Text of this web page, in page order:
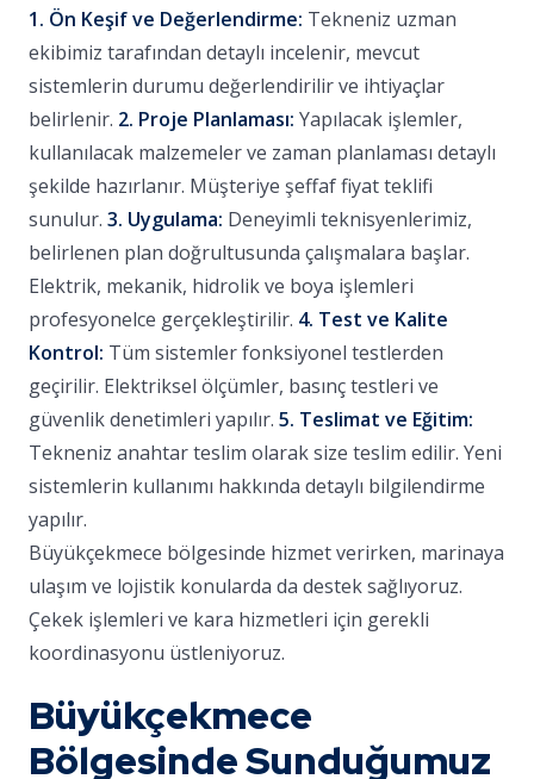
1. Ön Keşif ve Değerlendirme: Tekneniz uzman
ekibimiz tarafından detaylı incelenir, mevcut
sistemlerin durumu değerlendirilir ve ihtiyaçlar
belirlenir. 2. Proje Planlaması: Yapılacak işlemler,
kullanılacak malzemeler ve zaman planlaması detaylı
şekilde hazırlanır. Müşteriye şeffaf fiyat teklifi
sunulur. 3. Uygulama: Deneyimli teknisyenlerimiz,
belirlenen plan doğrultusunda çalışmalara başlar.
Elektrik, mekanik, hidrolik ve boya işlemleri
profesyonelce gerçekleştirilir. 4. Test ve Kalite
Kontrol: Tüm sistemler fonksiyonel testlerden
geçirilir. Elektriksel ölçümler, basınç testleri ve
güvenlik denetimleri yapılır. 5. Teslimat ve Eğitim:
Tekneniz anahtar teslim olarak size teslim edilir. Yeni
sistemlerin kullanımı hakkında detaylı bilgilendirme
yapılır.
Büyükçekmece bölgesinde hizmet verirken, marinaya
ulaşım ve lojistik konularda da destek sağlıyoruz.
Çekek işlemleri ve kara hizmetleri için gerekli
koordinasyonu üstleniyoruz.
Büyükçekmece
Bölgesinde Sunduğumuz